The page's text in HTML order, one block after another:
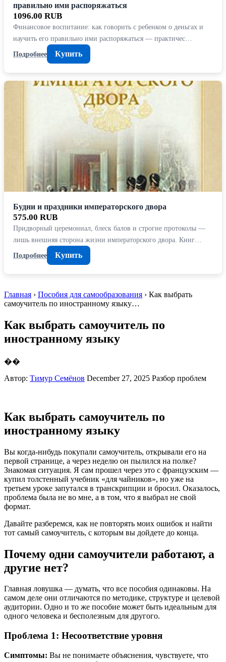
правильно ими распоряжаться
1096.00 RUB
Финансовое воспитание: как говорить с ребенком о деньгах и
научить его правильно ими распоряжаться — практичес…
Подробнее
Купить
Будни и праздники императорского двора
575.00 RUB
Придворный церемониал, блеск балов и строгие протоколы —
лишь внешняя сторона жизни императорского двора. Книг…
Подробнее
Купить
Главная › Пособия для самообразования › Как выбрать
самоучитель по иностранному языку…
Как выбрать самоучитель по
иностранному языку
��
Автор: Тимур Семёнов December 27, 2025 Разбор проблем
Как выбрать самоучитель по
иностранному языку
Вы когда-нибудь покупали самоучитель, открывали его на
первой странице, а через неделю он пылился на полке?
Знакомая ситуация. Я сам прошел через это с французским —
купил толстенный учебник «для чайников», но уже на
третьем уроке запутался в транскрипции и бросил. Оказалось,
проблема была не во мне, а в том, что я выбрал не свой
формат.
Давайте разберемся, как не повторять моих ошибок и найти
тот самый самоучитель, с которым вы дойдете до конца.
Почему одни самоучители работают, а
другие нет?
Главная ловушка — думать, что все пособия одинаковы. На
самом деле они отличаются по методике, структуре и целевой
аудитории. Одно и то же пособие может быть идеальным для
одного человека и бесполезным для другого.
Проблема 1: Несоответствие уровня
Симптомы: Вы не понимаете объяснения, чувствуете, что